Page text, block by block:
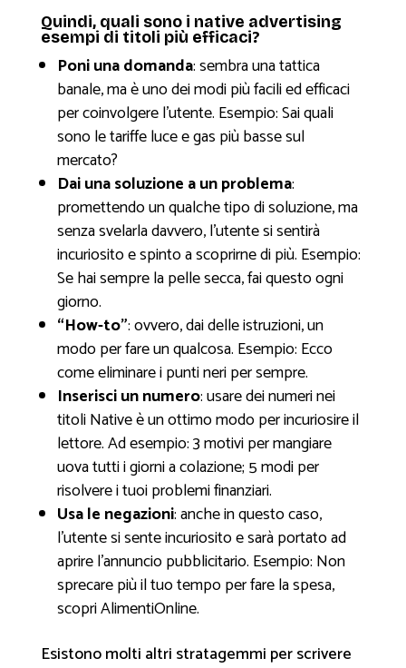
Quindi, quali sono i native advertising
esempi di titoli più efficaci?
Poni una domanda: sembra una tattica
banale, ma è uno dei modi più facili ed efficaci
per coinvolgere l’utente. Esempio:Sai quali
sono le tariffe luce e gas più basse sul
mercato?
Dai una soluzione a un problema:
promettendo un qualche tipo di soluzione, ma
senza svelarla davvero, l’utente si sentirà
incuriosito e spinto a scoprirne di più. Esempio:
Se hai sempre la pelle secca, fai questo ogni
giorno.
“How-to”: ovvero, dai delle istruzioni, un
modo per fare un qualcosa. Esempio: Ecco
come eliminare i punti neri per sempre.
Inserisci un numero: usare dei numeri nei
titoli Native è un ottimo modo per incuriosire il
lettore. Ad esempio:3 motivi per mangiare
uova tutti i giorni a colazione; 5 modi per
risolvere i tuoi problemi finanziari.
Usa le negazioni: anche in questo caso,
l’utente si sente incuriosito e sarà portato ad
aprire l’annuncio pubblicitario. Esempio: Non
sprecare più il tuo tempo per fare la spesa,
scopri AlimentiOnline.
Esistono molti altri stratagemmi per scrivere